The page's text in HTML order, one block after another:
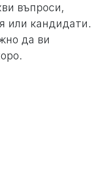
въпроси,
или кандидати.
да ви